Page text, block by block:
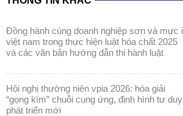
đồng hành cùng doanh nghiệp sơn và mực in
việt nam trong thực hiện luật hóa chất 2025
và các văn bản hướng dẫn thi hành luật
hội nghị thường niên vpia 2026: hóa giải
“gọng kìm” chuỗi cung ứng, định hình tư duy
phát triển mới